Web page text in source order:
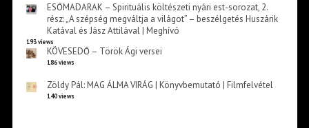
ESŐMADARAK – Spirituális költészeti nyári est-sorozat, 2.
rész: „A szépség megváltja a világot” – beszélgetés Huszárik
Katával és Jász Attilával | Meghívó
193 views
KÖVESEDŐ – Török Ági versei
186 views
Zöldy Pál: MAG ÁLMA VIRÁG | Könyvbemutató | Filmfelvétel
140 views